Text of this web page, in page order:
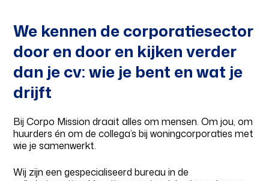
We kennen de corporatiesector
door en door en kijken verder
dan je cv: wie je bent en wat je
drijft
Bij Corpo Mission draait alles om mensen. Om jou, om
huurders én om de collega’s bij woningcorporaties met
wie je samenwerkt.
Wij zijn een gespecialiseerd bureau in de
Verzenden